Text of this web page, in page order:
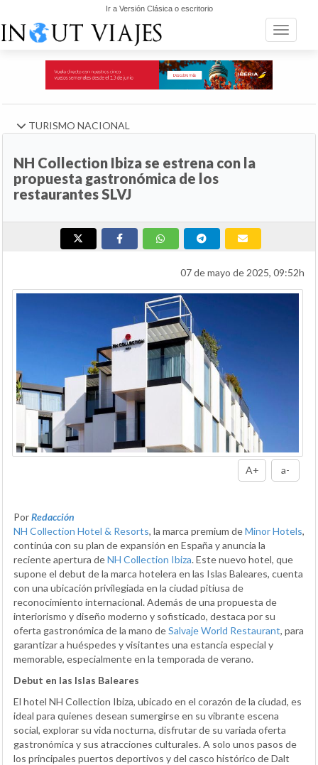
Ir a Versión Clásica o escritorio
Toggle
TURISMO NACIONAL
NH Collection Ibiza se estrena con la
propuesta gastronómica de los
restaurantes SLVJ
07 de mayo de 2025, 09:52h
A+ a-
PorRedacción
NH Collection Hotel & Resorts, la marca premium deMinor Hotels,
continúa con su plan de expansión en España y anuncia la
reciente apertura deNH Collection Ibiza. Este nuevo hotel, que
supone el debut de la marca hotelera en las Islas Baleares, cuenta
con una ubicación privilegiada en la ciudad pitiusa de
reconocimiento internacional. Además de una propuesta de
interiorismo y diseño moderno y sofisticado, destaca por su
oferta gastronómica de la mano deSalvaje World Restaurant, para
garantizar a huéspedes y visitantes una estancia especial y
memorable, especialmente en la temporada de verano.
Debut en las Islas Baleares
El hotel NH Collection Ibiza, ubicado en el corazón de la ciudad, es
ideal para quienes desean sumergirse en su vibrante escena
social, explorar su vida nocturna, disfrutar de su variada oferta
gastronómica y sus atracciones culturales. A solo unos pasos de
los principales puertos deportivos y del casco histórico de Dalt